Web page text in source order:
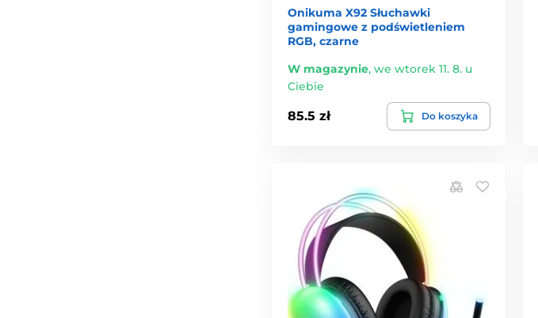
Onikuma X92 Słuchawki
gamingowe z podświetleniem
RGB, czarne
W magazynie, we wtorek 11. 8. u
Ciebie
85.5 zł Do koszyka